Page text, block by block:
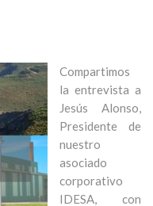
Compartimos
la entrevista a
Jesús Alonso,
Presidente de
nuestro
asociado
corporativo
IDESA, con